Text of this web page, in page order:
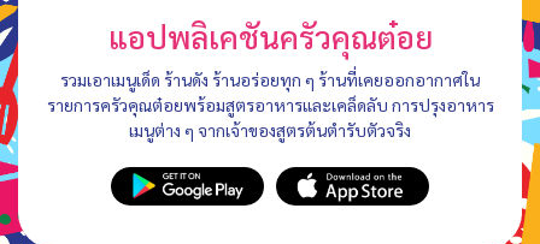
แอปพลิเคชันครัวคุณต๋อย
รวมเอาเมนูเด็ด ร้านดัง ร้านอร่อยทุก ๆ ร้านที่เคยออกอากาศใน
รายการครัวคุณต๋อยพร้อมสูตรอาหารและเคล็ดลับ การปรุงอาหาร
เมนูต่าง ๆ จากเจ้าของสูตรต้นตำรับตัวจริง